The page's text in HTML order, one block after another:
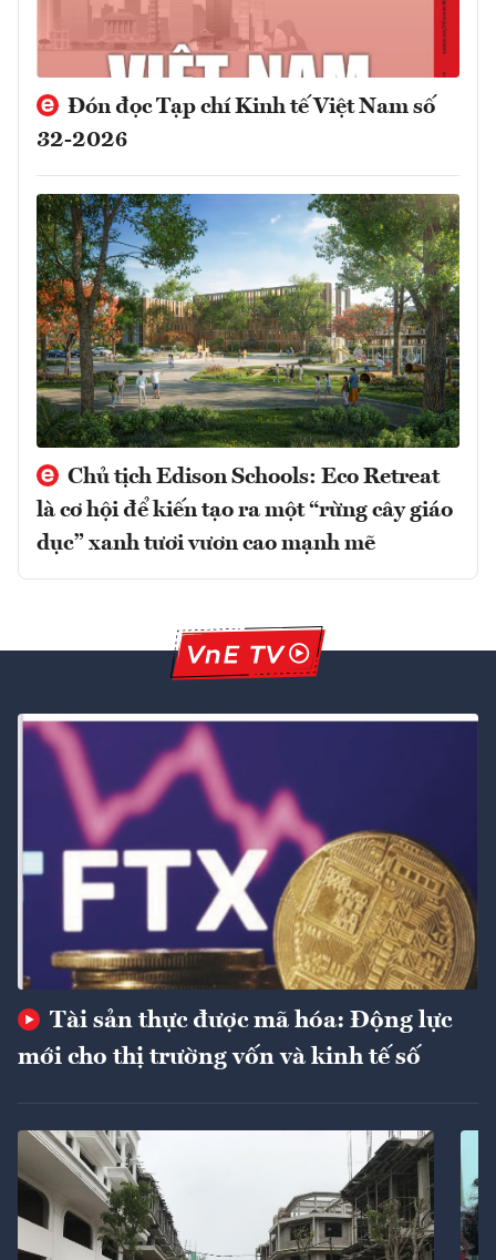
Đón đọc Tạp chí Kinh tế Việt Nam số
32-2026
Chủ tịch Edison Schools: Eco Retreat
là cơ hội để kiến tạo ra một “rừng cây giáo
dục” xanh tươi vươn cao mạnh mẽ
Tài sản thực được mã hóa: Động lực
mới cho thị trường vốn và kinh tế số